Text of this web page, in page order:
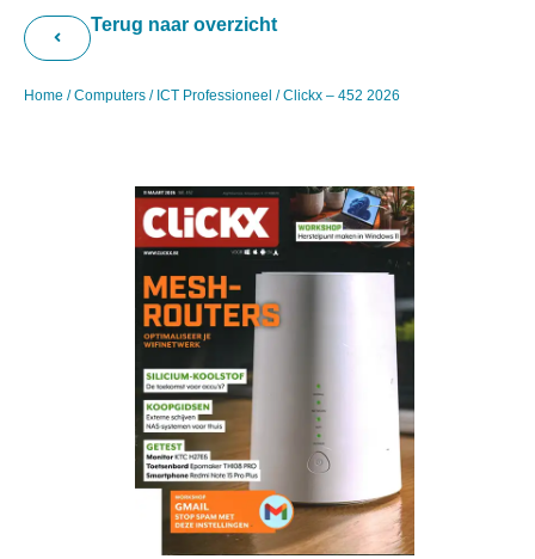
Terug naar overzicht
Home /Computers / ICT Professioneel / Clickx – 452 2026